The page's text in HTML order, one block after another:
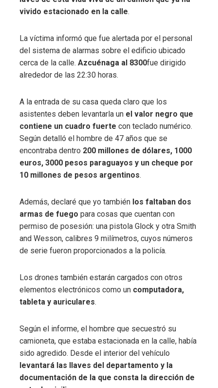
vivido estacionado en la calle.
La víctima informó que fue alertada por el personal
del sistema de alarmas sobre el edificio ubicado
cerca de la calle. Azcuénaga al 8300fue dirigido
alrededor de las 22:30 horas.
A la entrada de su casa queda claro que los
asistentes deben levantarla un el valor negro que
contiene un cuadro fuerte con teclado numérico.
Según detalló el hombre de 47 años que se
encontraba dentro 200 millones de dólares, 1000
euros, 3000 pesos paraguayos y un cheque por
10 millones de pesos argentinos.
Además, declaré que yo también los faltaban dos
armas de fuego para cosas que cuentan con
permiso de posesión: una pistola Glock y otra Smith
and Wesson, calibres 9 milímetros, cuyos números
de serie fueron proporcionados a la policía.
Los drones también estarán cargados con otros
elementos electrónicos como un computadora,
tableta y auriculares.
Según el informe, el hombre que secuestró su
camioneta, que estaba estacionada en la calle, había
sido agredido. Desde el interior del vehículo
levantará las llaves del departamento y la
documentación de la que consta la dirección de